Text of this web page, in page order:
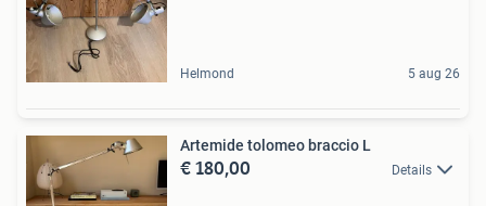
Helmond 5 aug 26
Artemide tolomeo braccio L
€ 180,00 Details